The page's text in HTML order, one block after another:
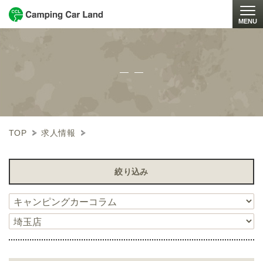
MENU
TOP 求人情報
絞り込み